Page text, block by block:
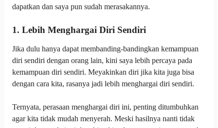
dapatkan dan saya pun sudah merasakannya.
1. Lebih Menghargai Diri Sendiri
Jika dulu hanya dapat membanding-bandingkan kemampuan
diri sendiri dengan orang lain, kini saya lebih percaya pada
kemampuan diri sendiri. Meyakinkan diri jika kita juga bisa
dengan cara kita, rasanya jadi lebih menghargai diri sendiri.
Ternyata, perasaan menghargai diri ini, penting ditumbuhkan
agar kita tidak mudah menyerah. Meski hasilnya nanti tidak